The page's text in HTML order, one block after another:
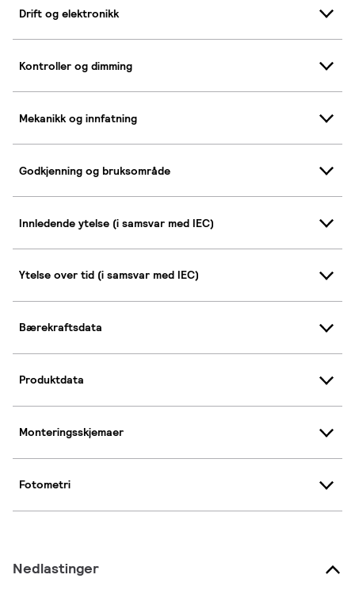
Drift og elektronikk
Kontroller og dimming
Mekanikk og innfatning
Godkjenning og bruksområde
Innledende ytelse (i samsvar med IEC)
Ytelse over tid (i samsvar med IEC)
Bærekraftsdata
Produktdata
Monteringsskjemaer
Fotometri
Nedlastinger